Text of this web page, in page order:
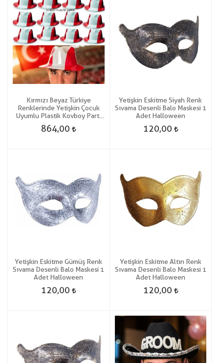
Kırmızı Beyaz Türkiye
Renklerinde Yetişkin Çocuk
Uyumlu Plastik Kovboy Parti
864,00
Yetişkin Eskitme Siyah Renk
Sıvama Desenli Balo Maskesi 1
Adet Halloween
120,00
Yetişkin Eskitme Gümüş Renk
Sıvama Desenli Balo Maskesi 1
Adet Halloween
120,00
Yetişkin Eskitme Altın Renk
Sıvama Desenli Balo Maskesi 1
Adet Halloween
120,00